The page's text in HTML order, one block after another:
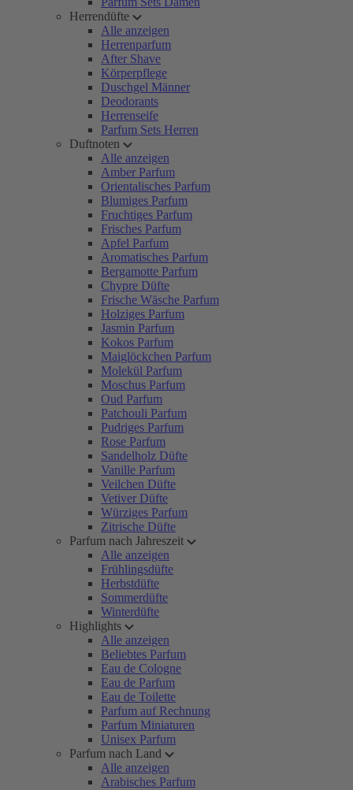
Herrendüfte
Alle anzeigen
Herrenparfum
After Shave
Körperpflege
Duschgel Männer
Deodorants
Herrenseife
Parfum Sets Herren
Duftnoten
Alle anzeigen
Amber Parfum
Orientalisches Parfum
Blumiges Parfum
Fruchtiges Parfum
Frisches Parfum
Apfel Parfum
Aromatisches Parfum
Bergamotte Parfum
Chypre Düfte
Frische Wäsche Parfum
Holziges Parfum
Jasmin Parfum
Kokos Parfum
Maiglöckchen Parfum
Molekül Parfum
Moschus Parfum
Oud Parfum
Patchouli Parfum
Pudriges Parfum
Rose Parfum
Sandelholz Düfte
Vanille Parfum
Veilchen Düfte
Vetiver Düfte
Würziges Parfum
Zitrische Düfte
Parfum nach Jahreszeit
Alle anzeigen
Frühlingsdüfte
Herbstdüfte
Sommerdüfte
Winterdüfte
Highlights
Alle anzeigen
Beliebtes Parfum
Eau de Cologne
Eau de Parfum
Eau de Toilette
Parfum auf Rechnung
Parfum Miniaturen
Unisex Parfum
Parfum nach Land
Alle anzeigen
Arabisches Parfum